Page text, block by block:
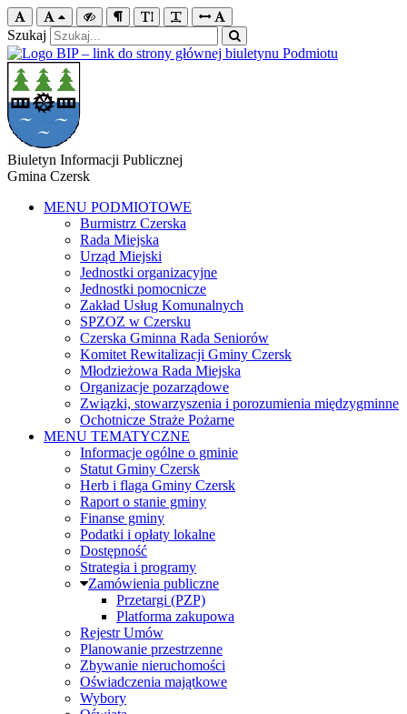
Szukaj
Biuletyn Informacji Publicznej
Gmina Czersk
MENU PODMIOTOWE
Burmistrz Czerska
Rada Miejska
Urząd Miejski
Jednostki organizacyjne
Jednostki pomocnicze
Zakład Usług Komunalnych
SPZOZ w Czersku
Czerska Gminna Rada Seniorów
Komitet Rewitalizacji Gminy Czersk
Młodzieżowa Rada Miejska
Organizacje pozarządowe
Związki, stowarzyszenia i porozumienia międzygminne
Ochotnicze Straże Pożarne
MENU TEMATYCZNE
Informacje ogólne o gminie
Statut Gminy Czersk
Herb i flaga Gminy Czersk
Raport o stanie gminy
Finanse gminy
Podatki i opłaty lokalne
Dostępność
Strategia i programy
Zamówienia publiczne
Przetargi (PZP)
Platforma zakupowa
Rejestr Umów
Planowanie przestrzenne
Zbywanie nieruchomości
Oświadczenia majątkowe
Wybory